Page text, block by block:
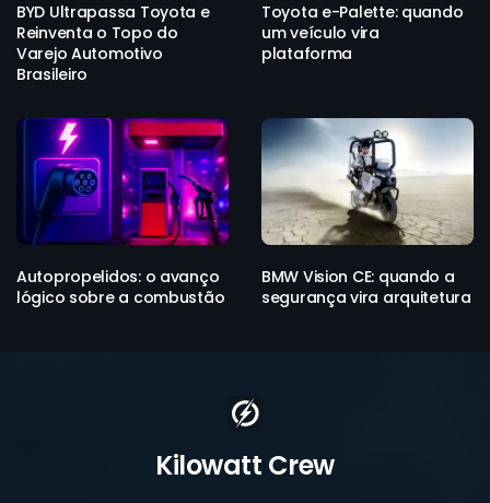
BYD Ultrapassa Toyota e
Reinventa o Topo do
Varejo Automotivo
Brasileiro
Toyota e-Palette: quando
um veículo vira
plataforma
Autopropelidos: o avanço
lógico sobre a combustão
BMW Vision CE: quando a
segurança vira arquitetura
Kilowatt Crew